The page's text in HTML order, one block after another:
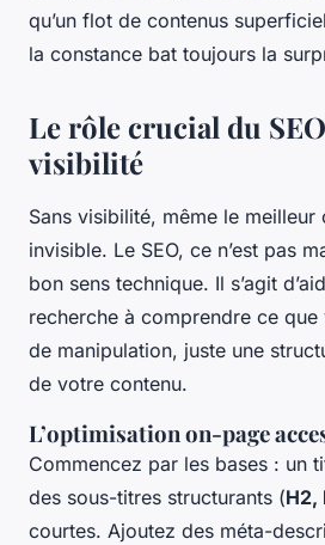
qu’un flot de contenus
la constance bat toujours la
Le rôle crucial du
visibilité
Sans visibilité, même le meilleur
invisible. Le SEO, ce n’est pas
bon sens technique. Il s’agit
recherche à comprendre ce
de manipulation, juste une
de votre contenu.
L’optimisation on-page
Commencez par les bases : un
des sous-titres structurants (H2,
courtes. Ajoutez des méta-